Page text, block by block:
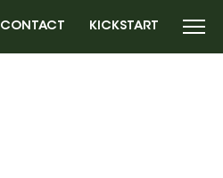
CONTACT KICKSTART